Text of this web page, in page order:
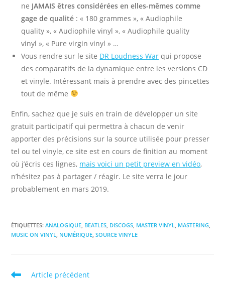
ne JAMAIS êtres considérées en elles-mêmes comme
gage de qualité : « 180 grammes », « Audiophile
quality », « Audiophile vinyl », « Audiophile quality
vinyl », « Pure virgin vinyl » …
Vous rendre sur le site DR Loudness War qui propose
des comparatifs de la dynamique entre les versions CD
et vinyle. Intéressant mais à prendre avec des pincettes
tout de même
Enfin, sachez que je suis en train de développer un site
gratuit participatif qui permettra à chacun de venir
apporter des précisions sur la source utilisée pour presser
tel ou tel vinyle, ce site est en cours de finition au moment
où j’écris ces lignes, mais voici un petit preview en vidéo,
n’hésitez pas à partager / réagir. Le site verra le jour
probablement en mars 2019.
ÉTIQUETTES:ANALOGIQUE BEATLES DISCOGS MASTER VINYL MASTERING
MUSIC ON VINYL
NUMÉRIQUE SOURCE VINYLE
Read
Article précédent